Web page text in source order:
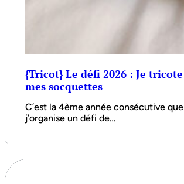
{Tricot} Le défi 2026 : Je tricote
mes socquettes
C’est la 4ème année consécutive que
j’organise un défi de…